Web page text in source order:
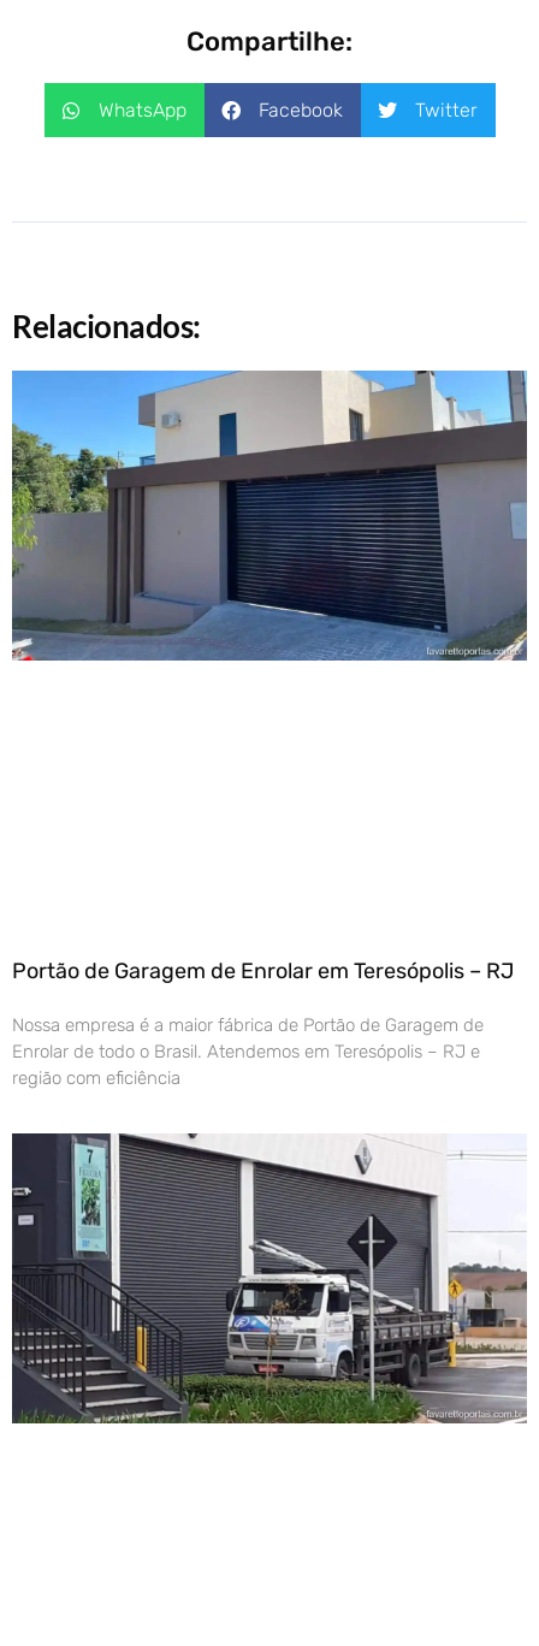
Compartilhe:
WhatsApp Facebook Twitter
Relacionados:
Portão de Garagem de Enrolar em Teresópolis – RJ
Nossa empresa é a maior fábrica de Portão de Garagem de
Enrolar de todo o Brasil. Atendemos em Teresópolis – RJ e
região com eficiência